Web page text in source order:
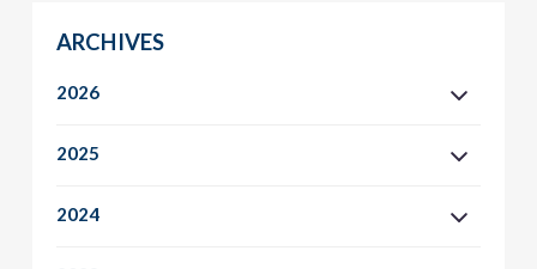
ARCHIVES
2026
2025
2024